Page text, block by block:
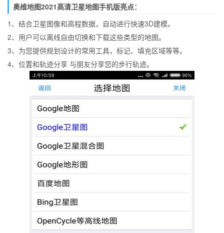
奥维地图2021高清卫星地图手机版亮点：
1、结合卫星图像和高程数据，自动进行快速3D建模。
2、用户可以离线自由切换和下载这些类型的地图。
3、为您提供规划设计的常用工具，标记、填充区域等等。
4、位置和轨迹分享 与朋友分享您的步行轨迹。